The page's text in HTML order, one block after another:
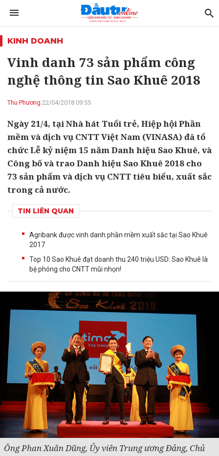
KINH DOANH
Vinh danh 73 sản phẩm công
nghệ thông tin Sao Khuê 2018
Thu Phương 22/04/2018 09:55
Ngày 21/4, tại Nhà hát Tuổi trẻ, Hiệp hội Phần
mềm và dịch vụ CNTT Việt Nam (VINASA) đã tổ
chức Lễ kỷ niệm 15 năm Danh hiệu Sao Khuê, và
Công bố và trao Danh hiệu Sao Khuê 2018 cho
73 sản phẩm và dịch vụ CNTT tiêu biểu, xuất sắc
trong cả nước.
TIN LIÊN QUAN
Agribank được vinh danh phần mềm xuất sắc tại Sao Khuê
2017
Top 10 Sao Khuê đạt doanh thu 240 triệu USD: Sao Khuê là
bệ phóng cho CNTT mũi nhọn!
Ông Phan Xuân Dũng, Ủy viên Trung ương Đảng, Chủ